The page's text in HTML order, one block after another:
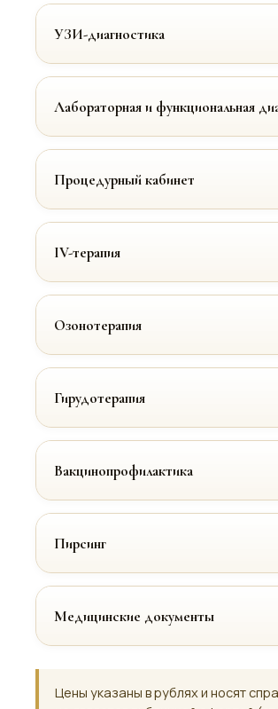
УЗИ-диагностика
Лабораторная и функциональная
Процедурный кабинет
IV-терапия
Озонотерапия
Гирудотерапия
Вакцинопрофилактика
Пирсинг
Медицинские документы
Цены указаны в рублях и носят